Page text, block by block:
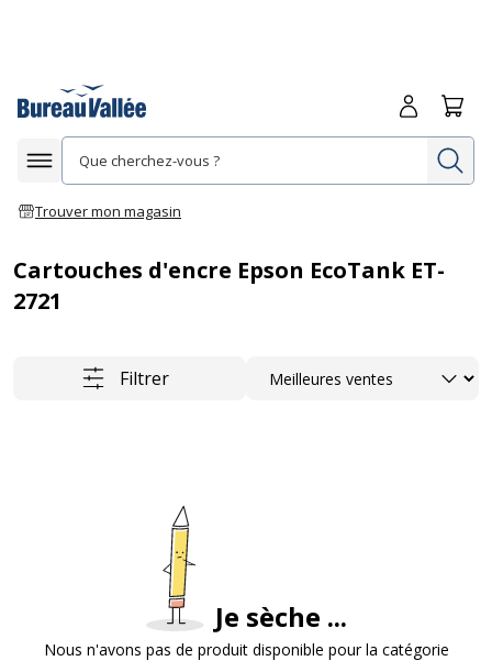
Afficher la navigation
Trouver mon magasin
Me
Cartouches d'encre Epson EcoTank ET-
2721
Filtrer Trier
Je sèche ...
Nous n'avons pas de produit disponible pour la catégorie